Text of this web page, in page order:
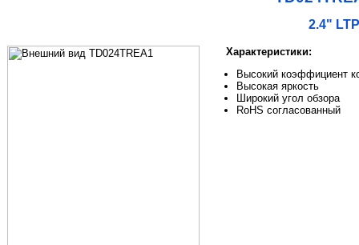
2.4"
Характеристики:
Высокий коэффициент
Высокая яркость
Широкий угол обзора
RoHS согласованный